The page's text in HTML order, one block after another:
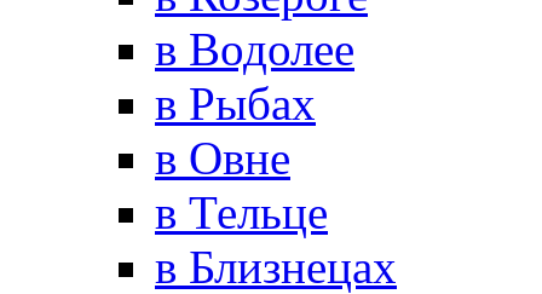
в Водолее
в Рыбах
в Овне
в Тельце
в Близнецах